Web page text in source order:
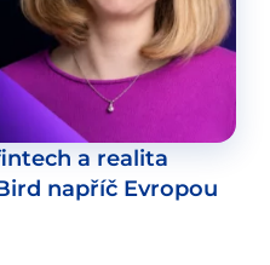
a realita
napříč Evropou